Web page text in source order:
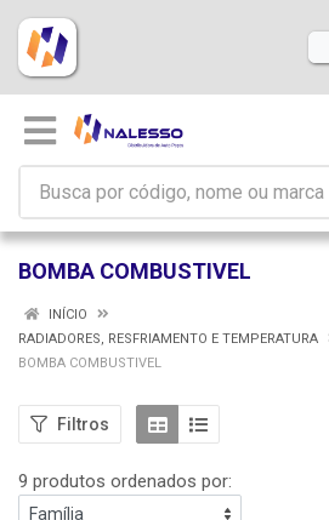
BOMBA COMBUSTIVEL
INÍCIO
RADIADORES, RESFRIAMENTO E TEMPERATURA
BOMBA COMBUSTIVEL
Filtros
9 produtos ordenados por: